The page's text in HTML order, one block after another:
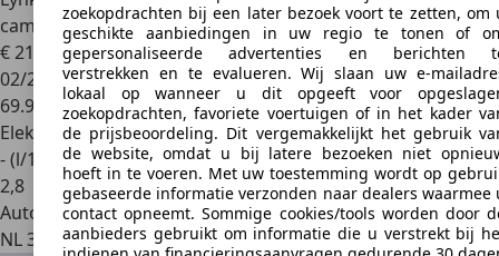
zoekopdrachten bij een later bezoek voort te zetten, om
geschikte aanbiedingen in uw regio te tonen of
gepersonaliseerde advertenties en berichten
verstrekken en te evalueren. Wij slaan uw e-
lokaal op wanneer u dit opgeeft voor
zoekopdrachten, favoriete voertuigen of in het kader
de prijsbeoordeling. Dit vergemakkelijkt het gebruik
de website, omdat u bij latere bezoeken niet
hoeft in te voeren. Met uw toestemming wordt op
gebaseerde informatie verzonden naar dealers waarmee
contact opneemt. Sommige cookies/tools worden door
aanbieders gebruikt om informatie die u verstrekt bij
camera 261
€ 21.950
02/2023
69.909 km
Elektro/Benzine
- (l/100 km)
2,8
Autobedrijf
NL 3632 AM